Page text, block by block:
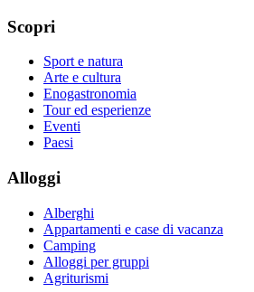
Scopri
Sport e natura
Arte e cultura
Enogastronomia
Tour ed esperienze
Eventi
Paesi
Alloggi
Alberghi
Appartamenti e case di vacanza
Camping
Alloggi per gruppi
Agriturismi